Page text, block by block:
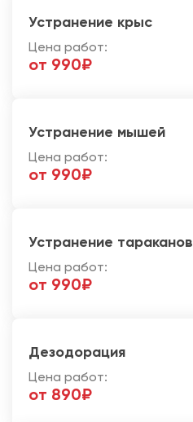
Устранение крыс
Цена работ:
от 990₽
Устранение мышей
Цена работ:
от 990₽
Устранение тараканов
Цена работ:
от 990₽
Дезодорация
Цена работ:
от 890₽